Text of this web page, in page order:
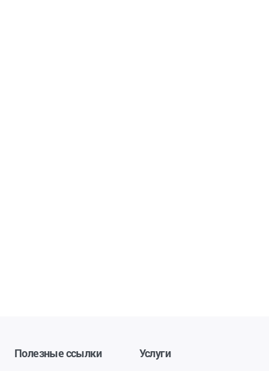
Полезные ссылки Услуги